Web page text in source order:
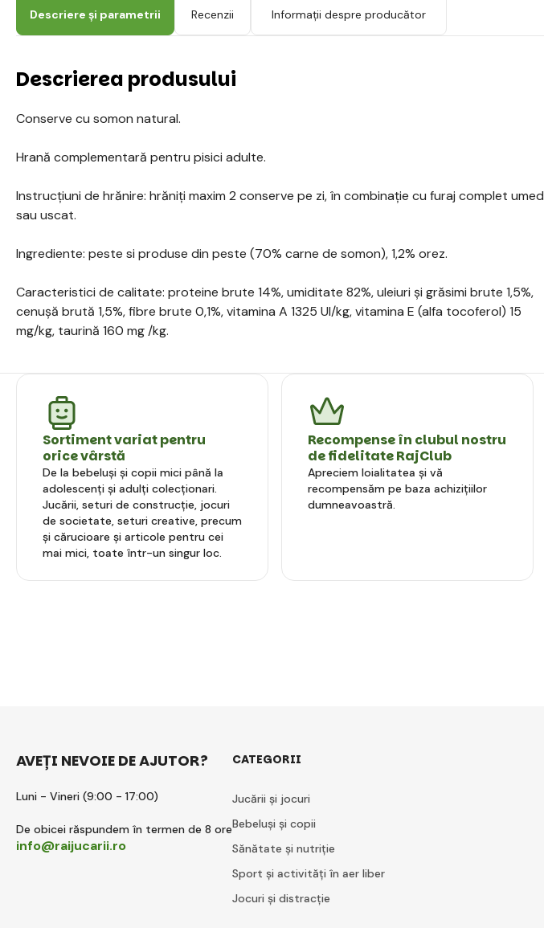
Descriere și parametrii Recenzii Informații despre producător
Descrierea produsului
Conserve cu somon natural.
Hrană complementară pentru pisici adulte.
Instrucțiuni de hrănire: hrăniți maxim 2 conserve pe zi, în combinație cu furaj complet umed
sau uscat.
Ingrediente: peste si produse din peste (70% carne de somon), 1,2% orez.
Caracteristici de calitate: proteine brute 14%, umiditate 82%, uleiuri și grăsimi brute 1,5%,
cenușă brută 1,5%, fibre brute 0,1%, vitamina A 1325 UI/kg, vitamina E (alfa tocoferol) 15
mg/kg, taurină 160 mg /kg.
Sortiment variat pentru
orice vârstă
De la bebeluși și copii mici până la
adolescenți și adulți colecționari.
Jucării, seturi de construcție, jocuri
de societate, seturi creative, precum
și cărucioare și articole pentru cei
mai mici, toate într-un singur loc.
Recompense în clubul nostru
de fidelitate RajClub
Apreciem loialitatea și vă
recompensăm pe baza achizițiilor
dumneavoastră.
AVEȚI NEVOIE DE AJUTOR?
Luni - Vineri (9:00 - 17:00)
De obicei răspundem în termen de 8 ore
info@raijucarii.ro
CATEGORII
Jucării și jocuri
Bebeluși și copii
Sănătate și nutriție
Sport și activități în aer liber
Jocuri și distracție